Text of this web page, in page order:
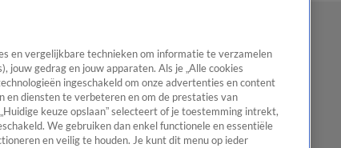
en vergelijkbare technieken om informatie te verzamelen
jouw gedrag en jouw apparaten. Als je „Alle cookies
ingeschakeld om onze advertenties en content
en diensten te verbeteren en om de prestaties van
keuze opslaan” selecteert of je toestemming intrekt,
We gebruiken dan enkel functionele en essentiële
en veilig te houden. Je kunt dit menu op ieder